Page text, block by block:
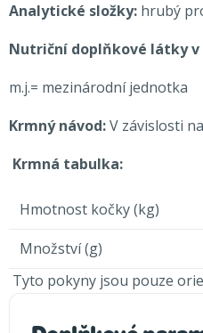
Analytické složky: hrubý
Nutriční doplňkové látky v
m.j.= mezinárodní jednotka
Krmný návod:V závislosti
Krmná tabulka:
Hmotnost kočky (kg)
Množství (g)
Tyto pokyny jsou pouze